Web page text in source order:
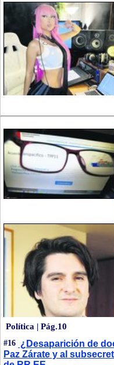
Política | Pág.10
#16 ¿Desaparición de
Paz Zárate y al